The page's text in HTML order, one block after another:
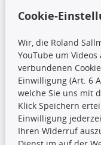
CARAT Gruppe
Cookie-
Wir, die Roland
YouTube um
verbundenen
Einwilligung (Art. 6
welche Sie uns mit
Klick Speichern
Einwilligung
Ihren Widerruf